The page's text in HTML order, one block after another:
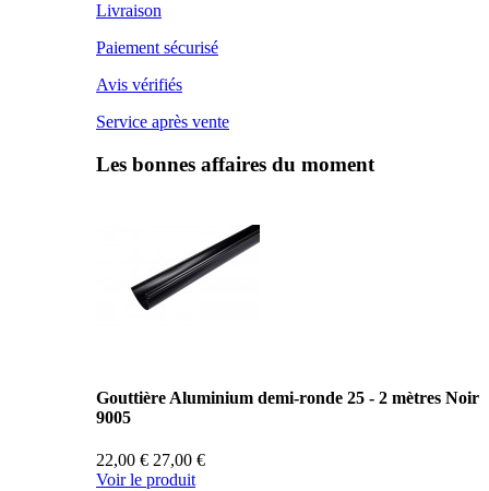
Livraison
Paiement sécurisé
Avis vérifiés
Service après vente
Les bonnes affaires du moment
Gouttière Aluminium demi-ronde 25 - 2 mètres Noir
9005
22,00 € 27,00 €
Voir le produit